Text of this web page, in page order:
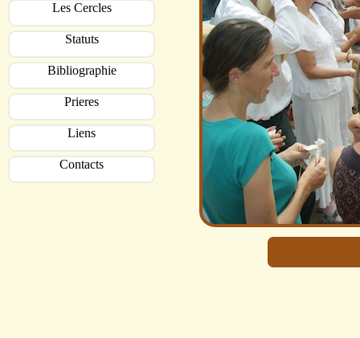
Les Cercles
Statuts
Bibliographie
Prieres
Liens
Contacts